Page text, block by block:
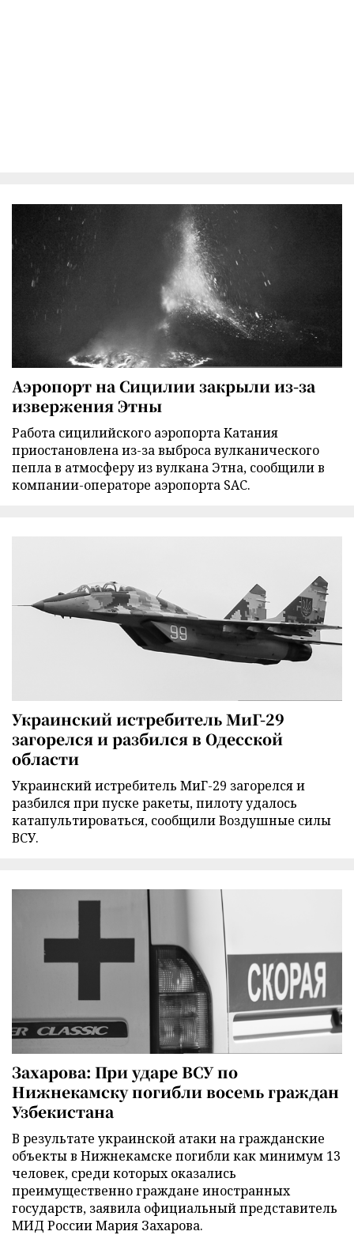
Аэропорт на Сицилии закрыли из-за
извержения Этны
Работа сицилийского аэропорта Катания
приостановлена из-за выброса вулканического
пепла в атмосферу из вулкана Этна, сообщили в
компании-операторе аэропорта SAC.
Украинский истребитель МиГ-29
загорелся и разбился в Одесской
области
Украинский истребитель МиГ-29 загорелся и
разбился при пуске ракеты, пилоту удалось
катапультироваться, сообщили Воздушные силы
ВСУ.
Захарова: При ударе ВСУ по
Нижнекамску погибли восемь граждан
Узбекистана
В результате украинской атаки на гражданские
объекты в Нижнекамске погибли как минимум 13
человек, среди которых оказались
преимущественно граждане иностранных
государств, заявила официальный представитель
МИД России Мария Захарова.